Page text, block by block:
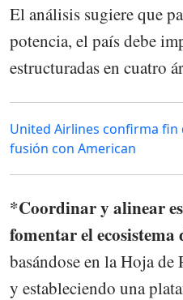
El análisis sugiere que
potencia, el país debe
estructuradas en cuatro
United Airlines confirma fin
fusión con American
*Coordinar y alinear
fomentar el ecosistema
basándose en la Hoja
y estableciendo una